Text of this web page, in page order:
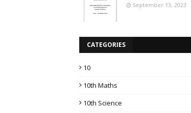
September 13, 2023
CATEGORIES
10
10th Maths
10th Science